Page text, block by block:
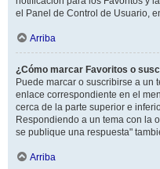
el Panel de Control de Usuario,
Arriba
¿Cómo marcar Favoritos o
Puede marcar o suscribirse a un
enlace correspondiente en el
cerca de la parte superior e
Respondiendo a un tema con la
se publique una respuesta"
Arriba